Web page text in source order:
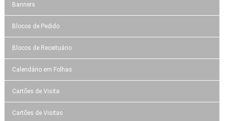
Banners
Blocos de Pedido
Blocos de Receituário
Calendário em Folhas
Cartões de Visita
Cartões de Visitas